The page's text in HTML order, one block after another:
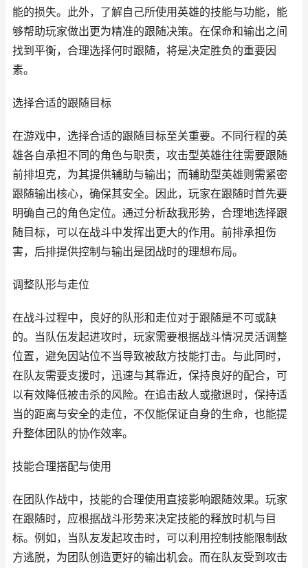
能的损失。此外，了解自己所使用英雄的技能与功能，能
够帮助玩家做出更为精准的跟随决策。在保命和输出之间
找到平衡，合理选择何时跟随，将是决定胜负的重要因
素。
选择合适的跟随目标
在游戏中，选择合适的跟随目标至关重要。不同行程的英
雄各自承担不同的角色与职责，攻击型英雄往往需要跟随
前排坦克，为其提供辅助与输出；而辅助型英雄则需紧密
跟随输出核心，确保其安全。因此，玩家在跟随时首先要
明确自己的角色定位。通过分析敌我形势，合理地选择跟
随目标，可以在战斗中发挥出更大的作用。前排承担伤
害，后排提供控制与输出是团战时的理想布局。
调整队形与走位
在战斗过程中，良好的队形和走位对于跟随是不可或缺
的。当队伍发起进攻时，玩家需要根据战斗情况灵活调整
位置，避免因站位不当导致被敌方技能打击。与此同时，
在队友需要支援时，迅速与其靠近，保持良好的配合，可
以有效降低被击杀的风险。在追击敌人或撤退时，保持适
当的距离与安全的走位，不仅能保证自身的生命，也能提
升整体团队的协作效率。
技能合理搭配与使用
在团队作战中，技能的合理使用直接影响跟随效果。玩家
在跟随时，应根据战斗形势来决定技能的释放时机与目
标。例如，当队友发起攻击时，可以利用控制技能限制敌
方逃脱，为团队创造更好的输出机会。而在队友受到攻击